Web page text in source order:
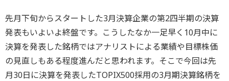
先月下旬からスタートした3月決算企業の第2四半期の決算
発表もいよいよ終盤です。こうしたなか一足早く10月中に
決算を発表した銘柄ではアナリストによる業績や目標株価
の見直しもある程度進んだと思われます。そこで今回は先
月30日に決算を発表したTOPIX500採用の3月期決算銘柄を